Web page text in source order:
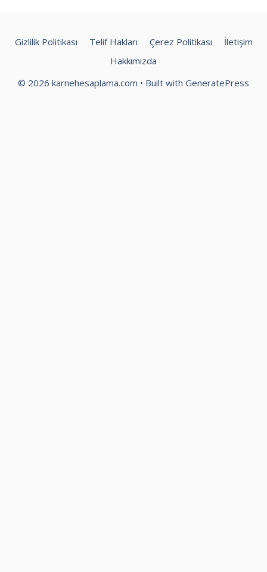
Gizlilik Politikası Telif Hakları Çerez Politikası
İletişim
Hakkımızda
© 2026 karnehesaplama.com • Built with GeneratePress